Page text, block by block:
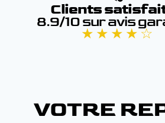
Clients
8.9/10 sur avis
★ ★ ★ ★ ☆
VOTRE